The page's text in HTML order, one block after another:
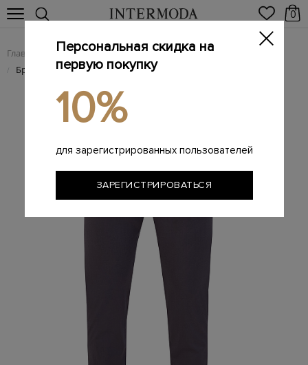
0
Главная Мужчинам / Одежда / Мужские брюки
/ Брендовые мужские брюки
Персональная скидка на
первую покупку
10%
для зарегистрированных пользователей
ЗАРЕГИСТРИРОВАТЬСЯ